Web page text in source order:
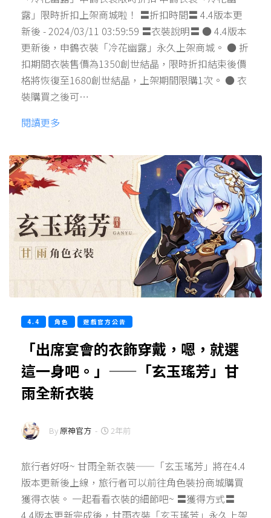
露」限時折扣上架商城啦！ 〓折扣時間〓 4.4版本更
新後 - 2024/03/11 03:59:59 〓衣裝說明〓 ● 4.4版本
更新後，申鶴衣裝「冷花幽露」永久上架商城。 ● 折
扣期間衣裝售價為1350創世結晶，限時折扣結束後價
格將恢復至1680創世結晶，上架期間限購1次。 ● 衣
裝購買之後可…
閱讀更多
4.4 角色 遊戲官方公告
「出席宴會的衣飾穿戴，嗯，就選
這一身吧。」——「玄玉瑤芳」甘
雨全新衣裝
By原神官方 - 2年前
旅行者好呀~ 甘雨全新衣裝——「玄玉瑤芳」將在4.4
版本更新後上線，旅行者可以前往角色裝扮商城購買
獲得衣裝。 一起看看衣裝的細節吧~ 〓獲得方式〓